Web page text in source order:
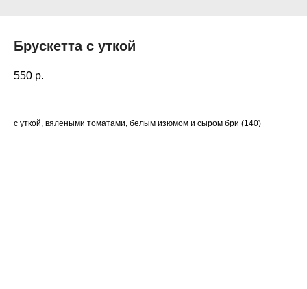
Брускетта с уткой
550 р.
с уткой, вялеными томатами, белым изюмом и сыром бри (140)